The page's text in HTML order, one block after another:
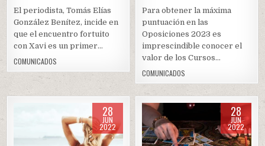
El periodista, Tomás Elías
González Benítez, incide en
que el encuentro fortuito
con Xavi es un primer…
COMUNICADOS
Para obtener la máxima
puntuación en las
Oposiciones 2023 es
imprescindible conocer el
valor de los Cursos…
COMUNICADOS
28
JUN
2022
Posted
28
JUN
2022
Posted